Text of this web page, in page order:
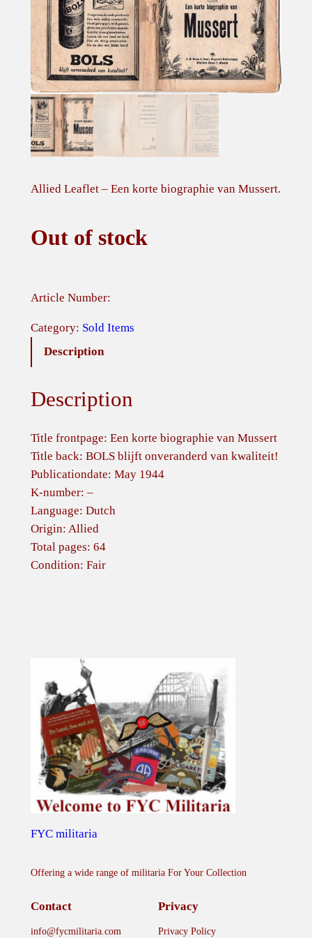
Allied Leaflet – Een korte biographie van Mussert.
Out of stock
Article Number:
Category: Sold Items
Description
Description
Title frontpage: Een korte biographie van Mussert
Title back: BOLS blijft onveranderd van kwaliteit!
Publicationdate: May 1944
K-number: –
Language: Dutch
Origin: Allied
Total pages: 64
Condition: Fair
FYC militaria
Offering a wide range of militaria For Your Collection
Contact
info@fycmilitaria.com
Privacy
Privacy Policy